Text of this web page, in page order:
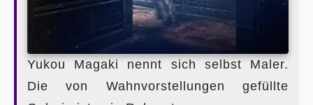
Yukou Magaki nennt sich selbst Maler.
Die von Wahnvorstellungen gefüllte